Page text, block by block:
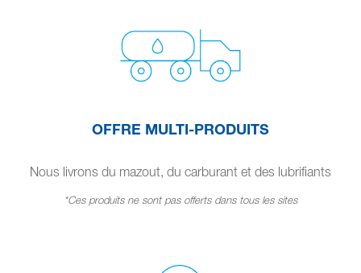
OFFRE MULTI-PRODUITS
Nous livrons du mazout, du carburant et des lubrifiants
*Ces produits ne sont pas offerts dans tous les sites